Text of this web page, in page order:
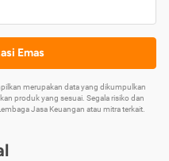
Emas
merupakan data yang dikumpulkan
produk yang sesuai. Segala risiko dan
Jasa Keuangan atau mitra terkait.